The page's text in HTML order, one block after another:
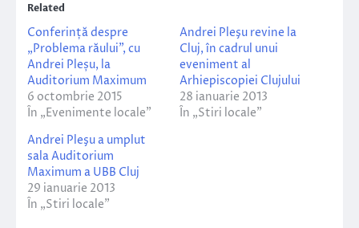
Related
Conferință despre
„Problema răului”, cu
Andrei Pleșu, la
Auditorium Maximum
6 octombrie 2015
În „Evenimente locale”
Andrei Pleşu revine la
Cluj, în cadrul unui
eveniment al
Arhiepiscopiei Clujului
28 ianuarie 2013
În „Stiri locale”
Andrei Pleşu a umplut
sala Auditorium
Maximum a UBB Cluj
29 ianuarie 2013
În „Stiri locale”